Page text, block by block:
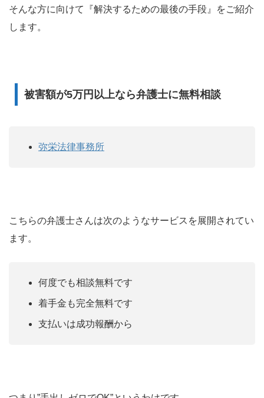
そんな方に向けて『解決するための最後の手段』をご紹介
します。
被害額が5万円以上なら弁護士に無料相談
弥栄法律事務所
こちらの弁護士さんは次のようなサービスを展開されてい
ます。
何度でも相談無料です
着手金も完全無料です
支払いは成功報酬から